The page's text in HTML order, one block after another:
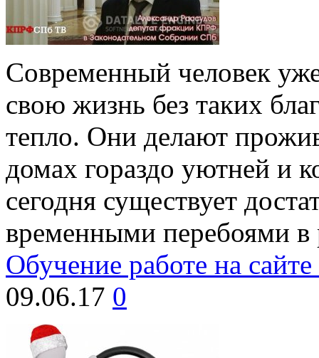
Современный человек
свою жизнь без таких
тепло. Они делают
домах гораздо уютней и
сегодня существует
временными перебоями в
Обучение работе на
09.06.17 0